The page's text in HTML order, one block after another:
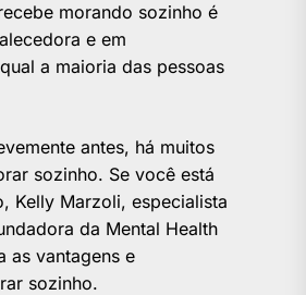
morando sozinho é
e em
a maioria das pessoas
antes, há muitos
sozinho. Se você está
Kelly Marzoli, especialista
da Mental Health
as vantagens e
sozinho.